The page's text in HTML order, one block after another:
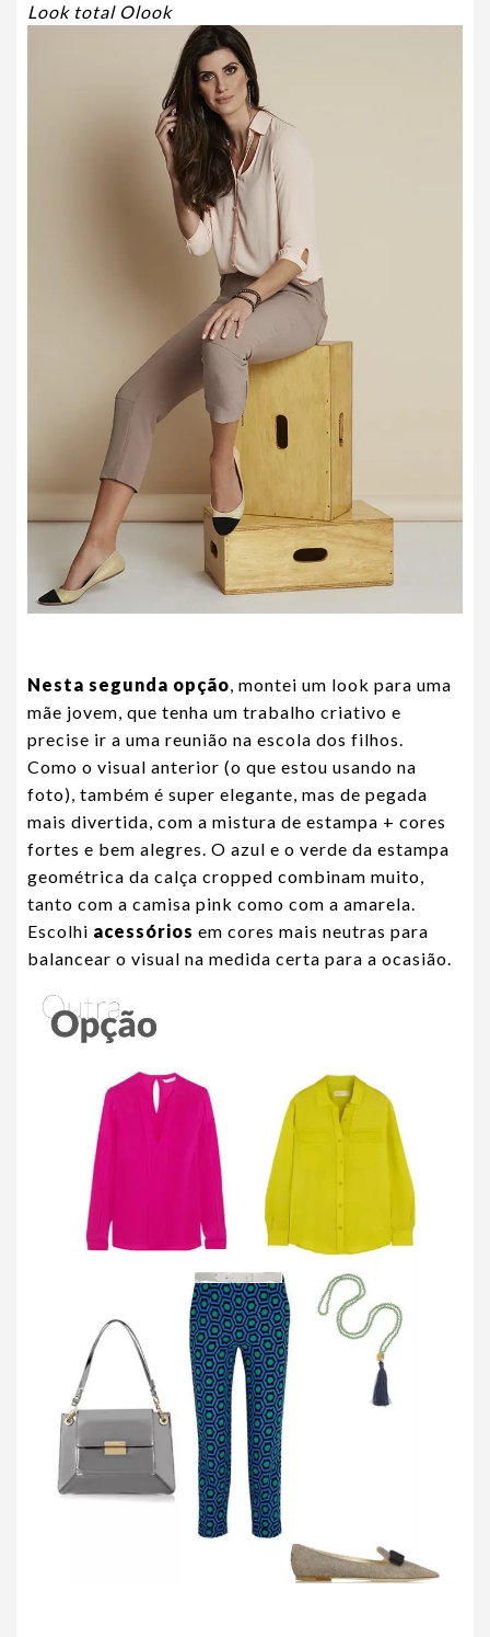
Look total Olook
Nesta segunda opção, montei um look para uma
mãe jovem, que tenha um trabalho criativo e
precise ir a uma reunião na escola dos filhos.
Como o visual anterior (o que estou usando na
foto), também é super elegante, mas de pegada
mais divertida, com a mistura de estampa + cores
fortes e bem alegres. O azul e o verde da estampa
geométrica da calça cropped combinam muito,
tanto com a camisa pink como com a amarela.
Escolhi acessórios em cores mais neutras para
balancear o visual na medida certa para a ocasião.